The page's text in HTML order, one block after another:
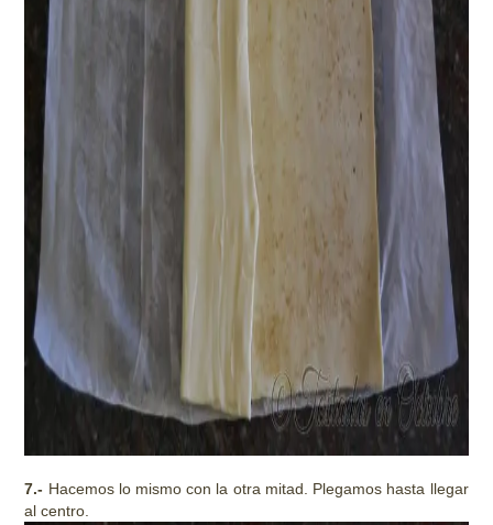
7.- Hacemos lo mismo con la otra mitad. Plegamos hasta llegar
al centro.